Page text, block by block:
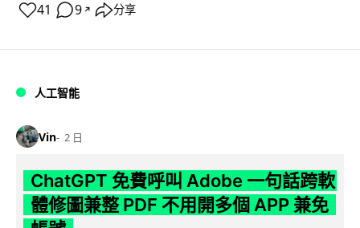
41 9 ↗ 分享
人工智能
Vin 2 日
ChatGPT 免費呼叫 Adobe 一句話跨軟
體修圖兼整 PDF 不用開多個 APP 兼免